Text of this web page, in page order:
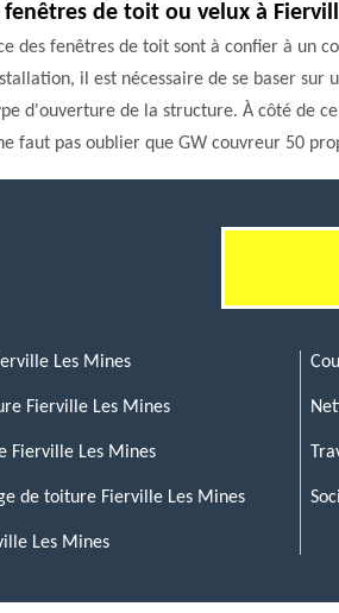
de toit ou velux à
des fenêtres de toit sont à confier à un
il est nécessaire de se baser sur
d'ouverture de la structure. À côté de
faut pas oublier que GW couvreur 50
Les Mines
Fierville Les Mines
Fierville Les Mines
de toiture Fierville Les Mines
Les Mines